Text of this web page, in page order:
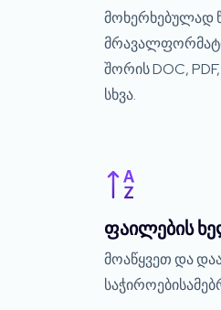
მოხერხებულად
შორის DOC,
სხვა.
ფაილების
მოაწყვეთ და